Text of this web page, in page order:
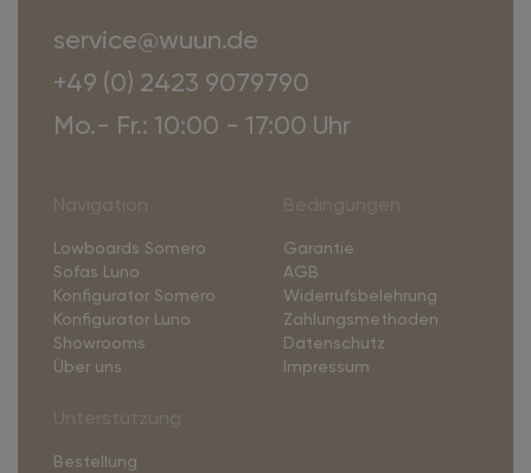
service@wuun.de
+49 (0) 2423 9079790
Mo.- Fr.: 10:00 - 17:00 Uhr
Lowboards Somero
Sofas Luno
Konfigurator Somero
Konfigurator Luno
Showrooms
Über uns
Garantie
AGB
Widerrufsbelehrung
Zahlungsmethoden
Datenschutz
Impressum
Bestellung